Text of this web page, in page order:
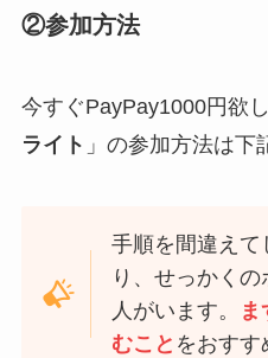
②参加方法
今すぐPayPay1000円欲
ライト 」の参加方法は下
手順を間違えて
り、せっかく
人がいます。
むこと をおすす